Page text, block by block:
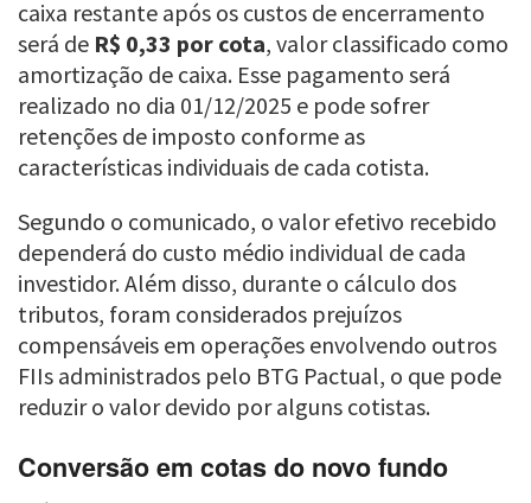
caixa restante após os custos de encerramento
será de R$ 0,33 por cota, valor classificado como
amortização de caixa. Esse pagamento será
realizado no dia 01/12/2025 e pode sofrer
retenções de imposto conforme as
características individuais de cada cotista.
Segundo o comunicado, o valor efetivo recebido
dependerá do custo médio individual de cada
investidor. Além disso, durante o cálculo dos
tributos, foram considerados prejuízos
compensáveis em operações envolvendo outros
FIIs administrados pelo BTG Pactual, o que pode
reduzir o valor devido por alguns cotistas.
Conversão em cotas do novo fundo